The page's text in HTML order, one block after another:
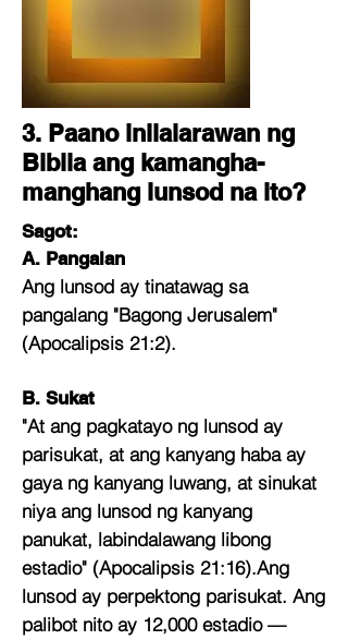
3. Paano inilalarawan ng
Biblia ang kamangha-
manghang lunsod na ito?
Sagot:
A. Pangalan
Ang lunsod ay tinatawag sa
pangalang "Bagong Jerusalem"
(Apocalipsis 21:2).
B. Sukat
"At ang pagkatayo ng lunsod ay
parisukat, at ang kanyang haba ay
gaya ng kanyang luwang, at sinukat
niya ang lunsod ng kanyang
panukat, labindalawang libong
estadio" (Apocalipsis 21:16).Ang
lunsod ay perpektong parisukat. Ang
palibot nito ay 12,000 estadio —